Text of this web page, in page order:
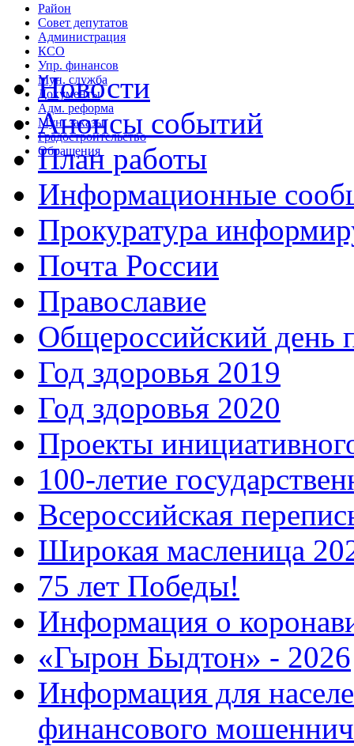
Район
Совет депутатов
Администрация
КСО
Упр. финансов
Мун. служба
Документы
Адм. реформа
Мун. заказы
Градостроительство
Обращения
Новости
Анонсы событий
План работы
Информационные
Прокуратура
Почта России
Православие
Общероссийский день
Год здоровья 2019
Год здоровья 2020
Проекты
100-летие
Всероссийская
Широкая масленица
75 лет Победы!
Информация о
«Гырон Быдтон» - 2026
Информация для
финансового